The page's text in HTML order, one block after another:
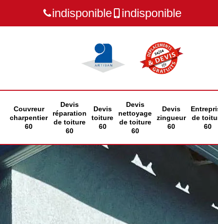
indisponible indisponible
Couvreur
charpentier
60
Devis
réparation
de toiture
60
Devis
toiture
60
Devis
nettoyage
de toiture
60
Devis
zingueur
60
de
60